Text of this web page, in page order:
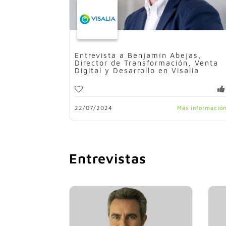
Entrevista a Benjamín Abejas,
Director de Transformación, Venta
Digital y Desarrollo en Visalia
22/07/2024 Más
Entrevistas